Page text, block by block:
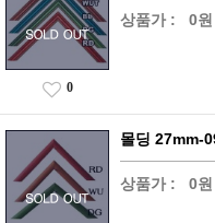
상품가 : 0원
0
몰딩 27mm-
상품가 : 0원